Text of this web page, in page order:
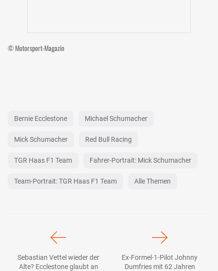
© Motorsport-Magazin
Bernie Ecclestone Michael Schumacher
Mick Schumacher Red Bull Racing
TGR Haas F1 Team Fahrer-Portrait: Mick Schumacher
Team-Portrait: TGR Haas F1 Team Alle Themen
Sebastian Vettel wieder der
Alte? Ecclestone glaubt an
Ex-Formel-1-Pilot Johnny
Dumfries mit 62 Jahren